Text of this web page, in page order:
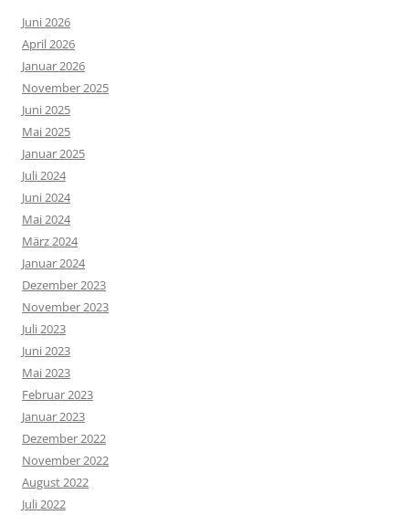
Juni 2026
April 2026
Januar 2026
November 2025
Juni 2025
Mai 2025
Januar 2025
Juli 2024
Juni 2024
Mai 2024
März 2024
Januar 2024
Dezember 2023
November 2023
Juli 2023
Juni 2023
Mai 2023
Februar 2023
Januar 2023
Dezember 2022
November 2022
August 2022
Juli 2022